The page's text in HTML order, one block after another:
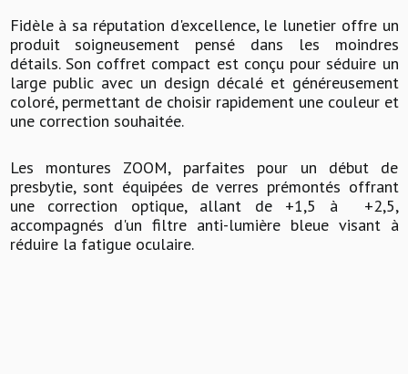
Fidèle à sa réputation d'excellence, le lunetier offre un
produit soigneusement pensé dans les moindres
détails. Son coffret compact est conçu pour séduire un
large public avec un design décalé et généreusement
coloré, permettant de choisir rapidement une couleur et
une correction souhaitée.
Les montures ZOOM, parfaites pour un début de
presbytie, sont équipées de verres prémontés offrant
une correction optique, allant de +1,5 à +2,5,
accompagnés d'un filtre anti-lumière bleue visant à
réduire la fatigue oculaire.